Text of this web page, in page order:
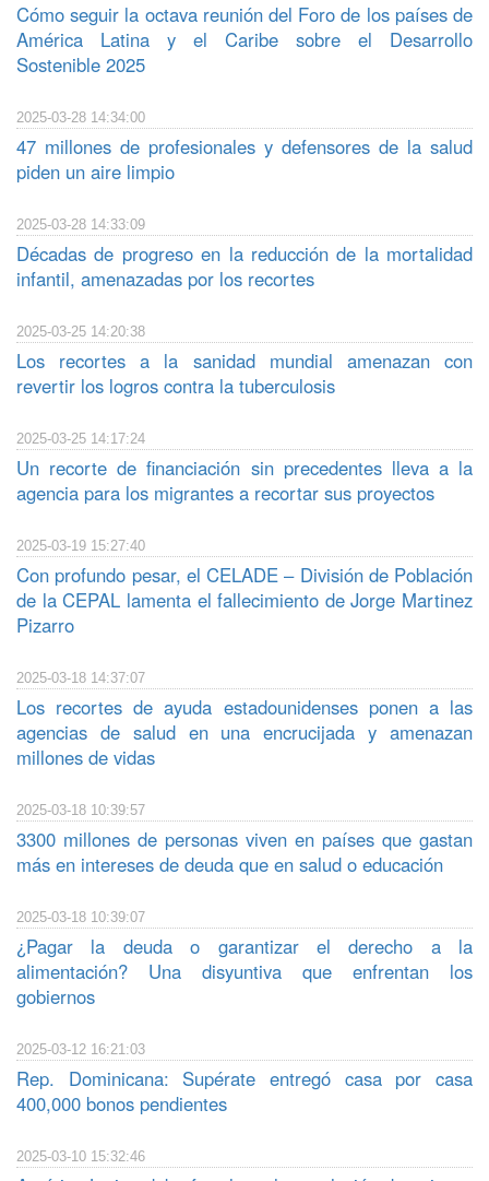
Cómo seguir la octava reunión del Foro de los países de
América Latina y el Caribe sobre el Desarrollo
Sostenible 2025
2025-03-28 14:34:00
47 millones de profesionales y defensores de la salud
piden un aire limpio
2025-03-28 14:33:09
Décadas de progreso en la reducción de la mortalidad
infantil, amenazadas por los recortes
2025-03-25 14:20:38
Los recortes a la sanidad mundial amenazan con
revertir los logros contra la tuberculosis
2025-03-25 14:17:24
Un recorte de financiación sin precedentes lleva a la
agencia para los migrantes a recortar sus proyectos
2025-03-19 15:27:40
Con profundo pesar, el CELADE – División de Población
de la CEPAL lamenta el fallecimiento de Jorge Martinez
Pizarro
2025-03-18 14:37:07
Los recortes de ayuda estadounidenses ponen a las
agencias de salud en una encrucijada y amenazan
millones de vidas
2025-03-18 10:39:57
3300 millones de personas viven en países que gastan
más en intereses de deuda que en salud o educación
2025-03-18 10:39:07
¿Pagar la deuda o garantizar el derecho a la
alimentación? Una disyuntiva que enfrentan los
gobiernos
2025-03-12 16:21:03
Rep. Dominicana: Supérate entregó casa por casa
400,000 bonos pendientes
2025-03-10 15:32:46